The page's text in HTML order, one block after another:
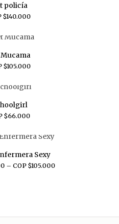
policía
$140.000
Mucama
$105.000
$66.000
Sexy
– COP $105.000